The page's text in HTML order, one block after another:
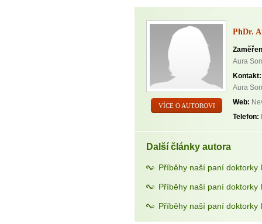
VÍCE O AUTOROVI
PhDr.
Aura
Kontakt:
Aura
Web:
Telefon:
Další články autora
Příběhy naší paní doktorky
Příběhy naší paní doktorky
Příběhy naší paní doktorky